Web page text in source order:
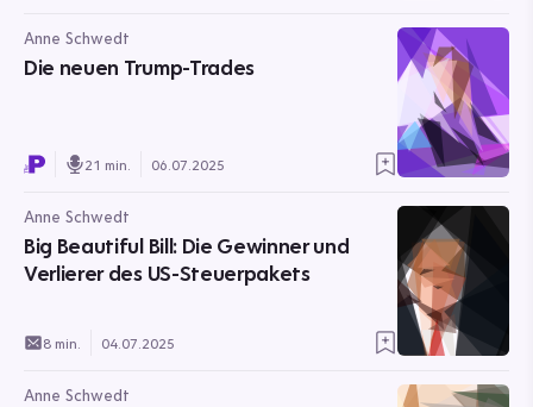
Anne Schwedt
Die neuen Trump-Trades
21 min. 06.07.2025
Anne Schwedt
Big Beautiful Bill: Die Gewinner und
Verlierer des US-Steuerpakets
8 min. 04.07.2025
Anne Schwedt